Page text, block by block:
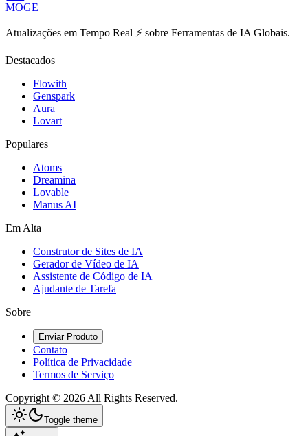
MOGE
Atualizações em Tempo Real ⚡️ sobre Ferramentas de IA Globais.
Destacados
Flowith
Genspark
Aura
Lovart
Populares
Atoms
Dreamina
Lovable
Manus AI
Em Alta
Construtor de Sites de IA
Gerador de Vídeo de IA
Assistente de Código de IA
Ajudante de Tarefa
Sobre
Enviar Produto
Contato
Política de Privacidade
Termos de Serviço
Copyright © 2026 All Rights Reserved.
Toggle theme